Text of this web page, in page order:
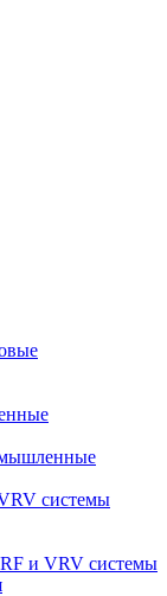
системы
и VRV системы